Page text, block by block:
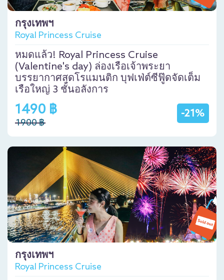
กรุงเทพฯ
Royal Princess Cruise
หมดแล้ว! Royal Princess Cruise
(Valentine's day) ล่องเรือเจ้าพระยา
บรรยากาศสุดโรแมนติก บุฟเฟ่ต์ซีฟู๊ดจัดเต็ม
เรือใหญ่ 3 ชั้นอลังการ
-21%
1490 ฿
1900 ฿
กรุงเทพฯ
Royal Princess Cruise